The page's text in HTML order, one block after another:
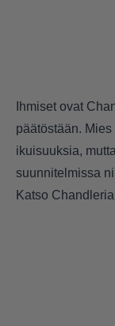
Ihmiset ovat
päätöstään.
ikuisuuksia,
suunnitelmissa
Katso